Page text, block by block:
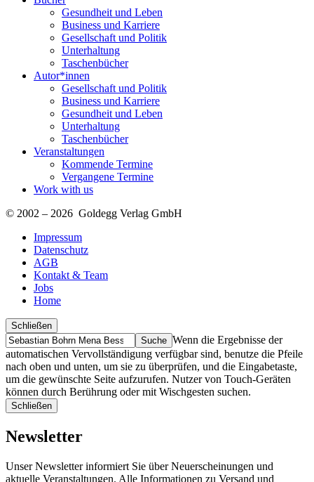
Gesundheit und Leben
Business und Karriere
Gesellschaft und Politik
Unterhaltung
Taschenbücher
Autor*innen
Gesellschaft und Politik
Business und Karriere
Gesundheit und Leben
Unterhaltung
Taschenbücher
Veranstaltungen
Kommende Termine
Vergangene Termine
Work with us
© 2002 – 2026 Goldegg Verlag GmbH
Impressum
Datenschutz
AGB
Kontakt & Team
Jobs
Home
Schließen
Suche
Finde
…
Wenn die Ergebnisse der
automatischen Vervollständigung verfügbar sind, benutze die Pfeile
nach oben und unten, um sie zu überprüfen, und die Eingabetaste,
um die gewünschte Seite aufzurufen. Nutzer von Touch-Geräten
können durch Berührung oder mit Wischgesten suchen.
Schließen
Newsletter
Unser Newsletter informiert Sie über Neuerscheinungen und
aktuelle Veranstaltungen. Alle Informationen zu Versand und